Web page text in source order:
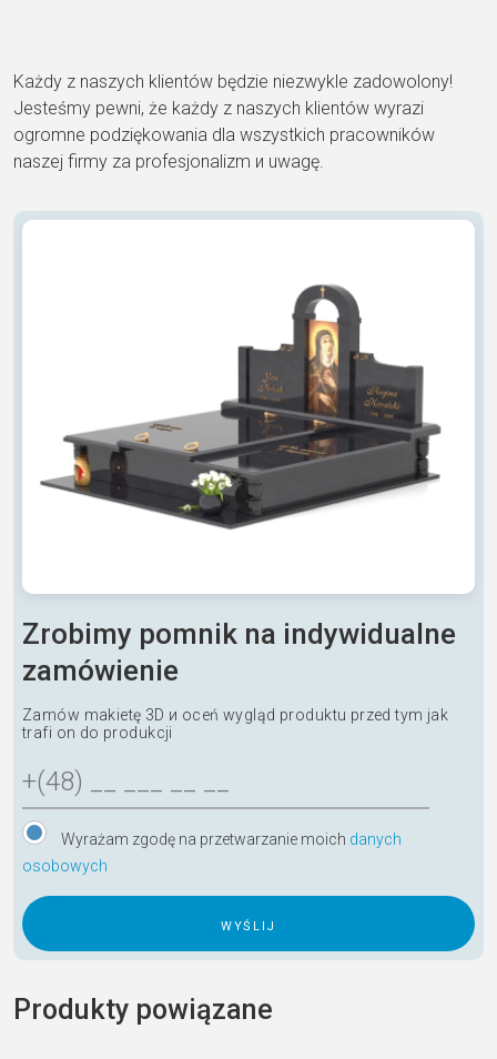
Każdy z naszych klientów będzie niezwykle zadowolony!
Jesteśmy pewni, że każdy z naszych klientów wyrazi
ogromne podziękowania dla wszystkich pracowników
naszej firmy za profesjonalizm и uwagę.
Zrobimy pomnik na indywidualne
zamówienie
Zamów makietę 3D и oceń wygląd produktu przed tym jak
trafi on do produkcji
Wyrażam zgodę na przetwarzanie moich danych
osobowych
A
t
Produkty powiązane